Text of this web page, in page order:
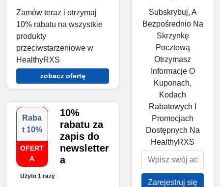
Zamów teraz i otrzymaj
10% rabatu na wszystkie
produkty
przeciwstarzeniowe w
HealthyRXS
zobacz ofertę
Raba
t 10%
OFERT
A
Użyto 1 razy
10%
rabatu za
zapis do
newsletter
a
Subskrybuj, A
Bezpośrednio Na
Skrzynkę
Pocztową
Otrzymasz
Informacje O
Kuponach,
Kodach
Rabatowych I
Promocjach
Dostępnych Na
HealthyRXS
Zarejestruj się